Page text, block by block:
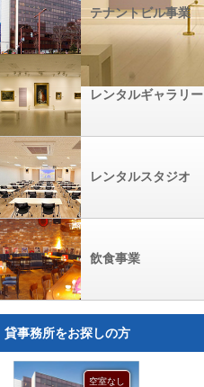
テナントビル事業
レンタルギャラリー
レンタルスタジオ
飲食事業
貸事務所をお探しの方
空室なし